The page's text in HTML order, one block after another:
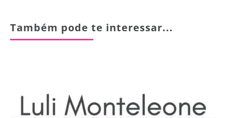
Também pode te interessar...